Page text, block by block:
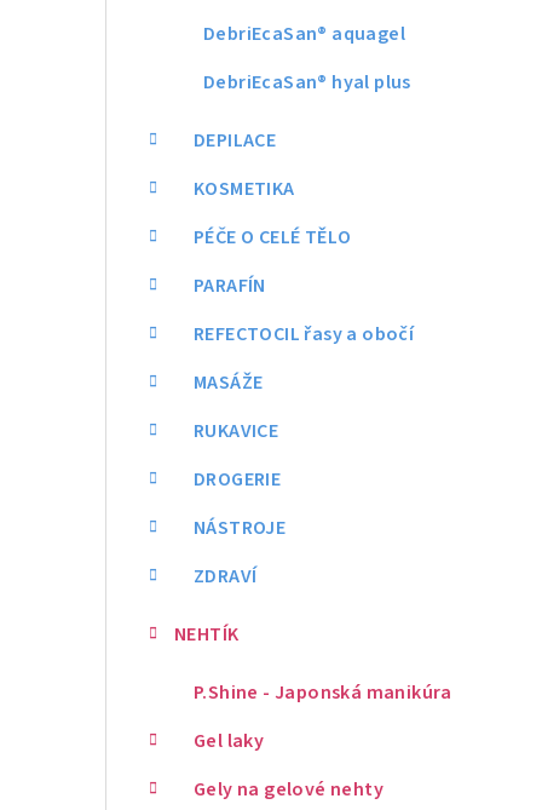
DebriEcaSan® aquagel
DebriEcaSan® hyal plus
DEPILACE
KOSMETIKA
PÉČE O CELÉ TĚLO
PARAFÍN
REFECTOCIL řasy a obočí
MASÁŽE
RUKAVICE
DROGERIE
NÁSTROJE
ZDRAVÍ
NEHTÍK
P.Shine - Japonská manikúra
Gel laky
Gely na gelové nehty